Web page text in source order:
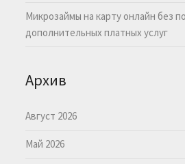
Микрозаймы на карту онлайн без
дополнительных платных услуг
Архив
Август 2026
Май 2026